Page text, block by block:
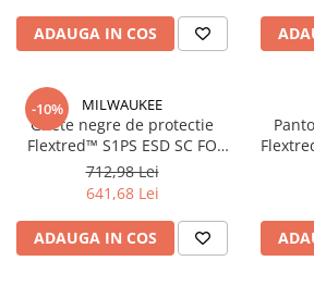
Profile gips carton
Benzi gips carton
Accesorii tencuieli
Silicon, spume si adezivi de montaj
Adezivi montaj
Silicon
ADAUGA IN COS
-10% MILWAUKEE
Ghete negre de protectie
Flextred™ S1PS ESD SC FO
SR38, marimea 38,
4932493729 Milwaukee
712,98 Lei
641,68 Lei
ADAUGA IN COS